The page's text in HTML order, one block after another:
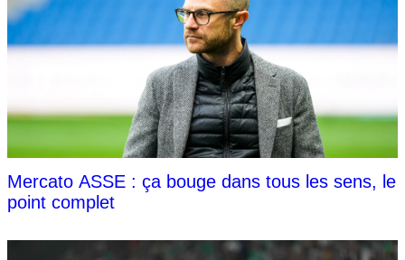
Mercato ASSE : ça bouge dans tous les sens, le
point complet